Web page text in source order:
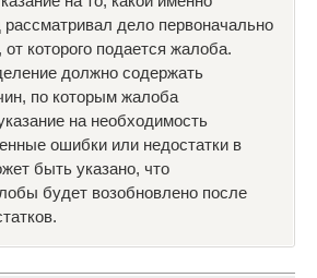
дело первоначально
которого подается жалоба.
должно содержать
по которым жалоба
на необходимость
ошибки или недостатки в
быть указано, что
будет возобновлено после